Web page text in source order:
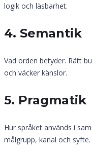
logik och läsbarhet.
4. Semantik
Vad orden betyder. Rätt
och väcker känslor.
5. Pragmatik
Hur språket används i
målgrupp, kanal och syfte.